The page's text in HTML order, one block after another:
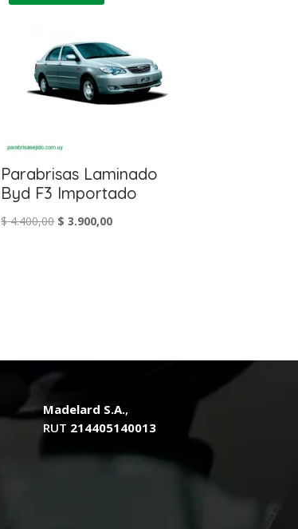
Parabrisas Laminado
Byd F3 Importado
$4.400,00 El
$ 3.900,00El
Madelard S.A.,
RUT 214405140013